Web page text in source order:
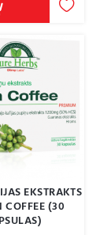
EKSTRAKTS
COFFEE (30